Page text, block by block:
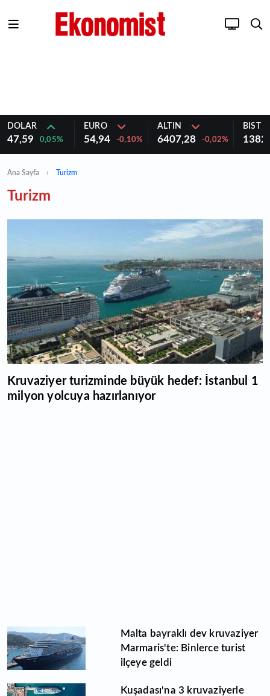
DOLAR
47,59 0,05%
EURO
54,94 -0,10%
ALTIN
6407,28 -0,02%
BIST
Ana Sayfa Turizm
Turizm
Kruvaziyer turizminde büyük hedef: İstanbul 1
milyon yolcuya hazırlanıyor
Malta bayraklı dev kruvaziyer
Marmaris'te: Binlerce turist
ilçeye geldi
Kuşadası'na 3 kruvaziyerle